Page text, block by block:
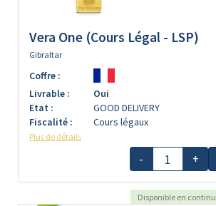
Vera One (Cours Légal - LSP)
Gibraltar
Coffre :
Livrable :
Oui
Etat :
GOOD DELIVERY
Fiscalité :
Cours légaux
Plus de détails
- +
Disponible en continu